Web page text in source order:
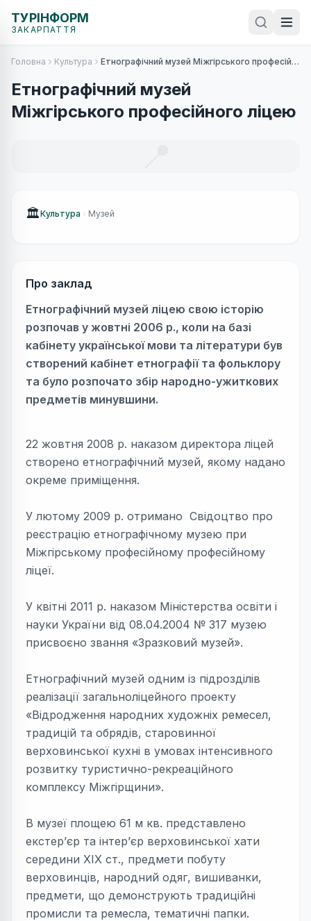
ТУРІНФОРМ
ЗАКАРПАТТЯ
Головна Культура Етнографічний музей Міжгірського професійного ліцею
Етнографічний музей
Міжгірського професійного ліцею
🏛Культура Музей
Про заклад
Етнографічний музей ліцею свою історію
розпочав у жовтні 2006 р., коли на базі
кабінету української мови та літератури був
створений кабінет етнографії та фольклору
та було розпочато збір народно-ужиткових
предметів минувшини.
22 жовтня 2008 р. наказом директора ліцей
створено етнографічний музей, якому надано
окреме приміщення.
У лютому 2009 р. отримано Свідоцтво про
реєстрацію етнографічному музею при
Міжгірському професійному професійному
ліцеї.
У квітні 2011 р. наказом Міністерства освіти і
науки України від 08.04.2004 № 317 музею
присвоєно звання «Зразковий музей».
Етнографічний музей одним із підрозділів
реалізації загальноліцейного проекту
«Відродження народних художніх ремесел,
традицій та обрядів, старовинної
верховинської кухні в умовах інтенсивного
розвитку туристично-рекреаційного
комплексу Міжгірщини».
В музеї площею 61 м кв. представлено
екстер’єр та інтер’єр верховинської хати
середини ХІХ ст., предмети побуту
верховинців, народний одяг, вишиванки,
предмети, що демонструють традиційні
промисли та ремесла, тематичні папки.